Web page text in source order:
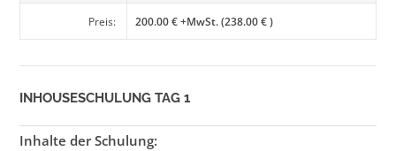
Preis: 200.00 € +MwSt. (238.00 € )
INHOUSESCHULUNG TAG 1
Inhalte der Schulung: